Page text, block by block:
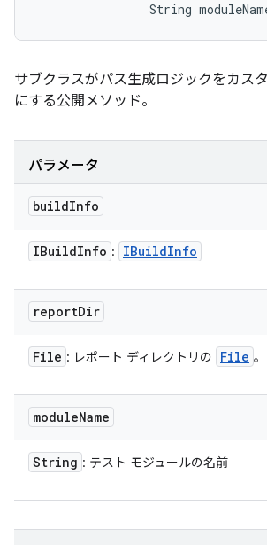
String
サブクラスがパス生成ロジックをカス
にする公開メソッド。
パラメータ
buildInfo
IBuildInfo : IBuildInfo
reportDir
File : レポート ディレクトリの File 。
moduleName
String : テスト モジュールの名前